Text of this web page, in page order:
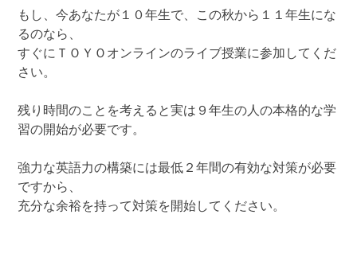
もし、今あなたが１０年生で、この秋から１１年生にな
るのなら、
すぐにＴＯＹＯオンラインのライブ授業に参加してくだ
さい。
残り時間のことを考えると実は９年生の人の本格的な学
習の開始が必要です。
強力な英語力の構築には最低２年間の有効な対策が必要
ですから、
充分な余裕を持って対策を開始してください。